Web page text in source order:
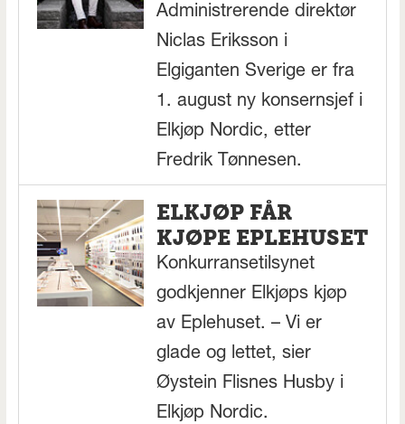
Administrerende direktør
Niclas Eriksson i
Elgiganten Sverige er fra
1. august ny konsernsjef i
Elkjøp Nordic, etter
Fredrik Tønnesen.
ELKJØP FÅR
KJØPE EPLEHUSET
Konkurransetilsynet
godkjenner Elkjøps kjøp
av Eplehuset. – Vi er
glade og lettet, sier
Øystein Flisnes Husby i
Elkjøp Nordic.